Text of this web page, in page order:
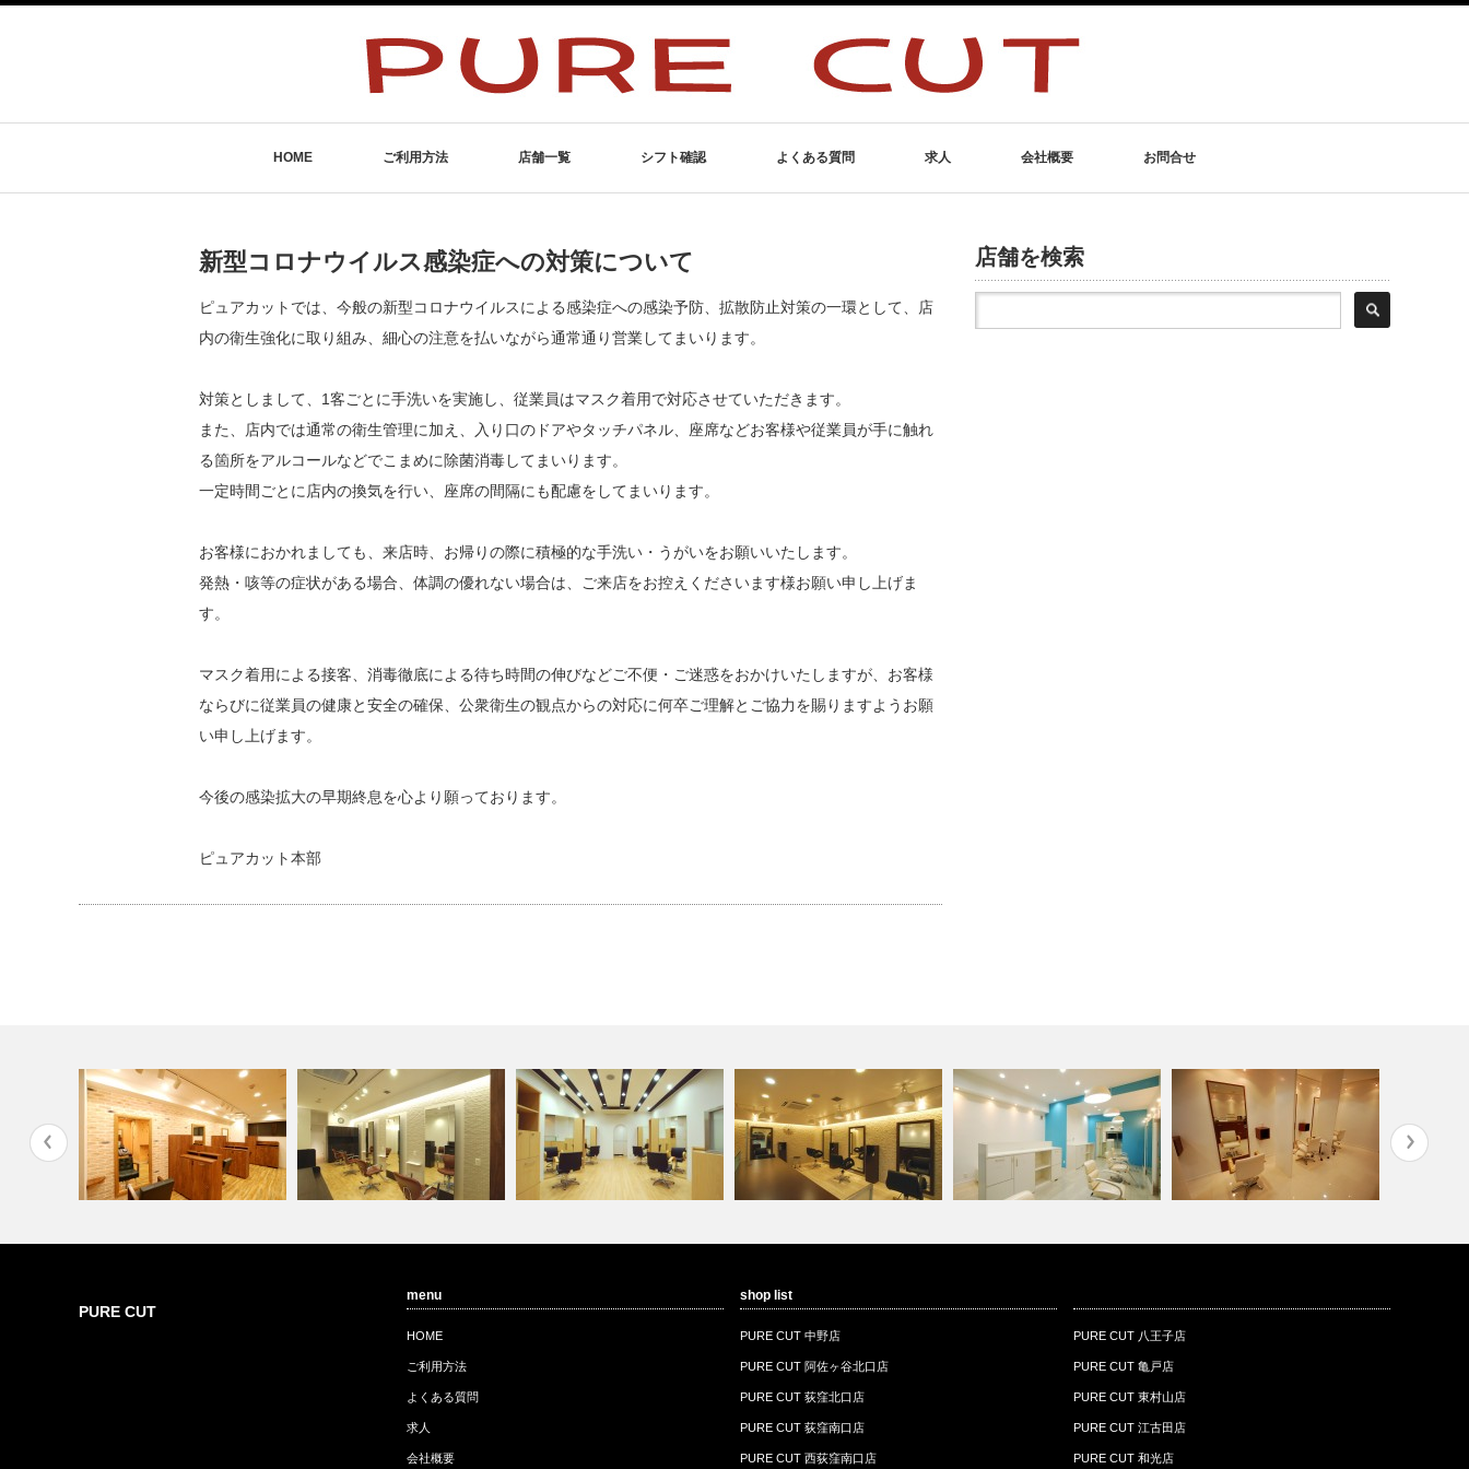
HOME ご利用方法 店舗一覧 シフト確認 よくある質問 求人 会社概要 お問合せ
新型コロナウイルス感染症への対策について
ピュアカットでは、今般の新型コロナウイルスによる感染症への感染予防、拡散防止対策の一環として、店
内の衛生強化に取り組み、細心の注意を払いながら通常通り営業してまいります。
対策としまして、1客ごとに手洗いを実施し、従業員はマスク着用で対応させていただきます。
また、店内では通常の衛生管理に加え、入り口のドアやタッチパネル、座席などお客様や従業員が手に触れ
る箇所をアルコールなどでこまめに除菌消毒してまいります。
一定時間ごとに店内の換気を行い、座席の間隔にも配慮をしてまいります。
お客様におかれましても、来店時、お帰りの際に積極的な手洗い・うがいをお願いいたします。
発熱・咳等の症状がある場合、体調の優れない場合は、ご来店をお控えくださいます様お願い申し上げま
す。
マスク着用による接客、消毒徹底による待ち時間の伸びなどご不便・ご迷惑をおかけいたしますが、お客様
ならびに従業員の健康と安全の確保、公衆衛生の観点からの対応に何卒ご理解とご協力を賜りますようお願
い申し上げます。
今後の感染拡大の早期終息を心より願っております。
ピュアカット本部
店舗を検索
PURE CUT 武蔵境店 PURE CUT 三鷹店 PURE CUT 荻窪南口店
PURE CUT
menu
HOME
ご利用方法
よくある質問
求人
会社概要
shop list
PURE CUT 中野店
PURE CUT 阿佐ヶ谷北口店
PURE CUT 荻窪北口店
PURE CUT 荻窪南口店
PURE CUT 西荻窪南口店
PURE CUT 八王子店
PURE CUT 亀戸店
PURE CUT 東村山店
PURE CUT 江古田店
PURE CUT 和光店